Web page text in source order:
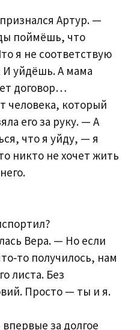
Артур. —
поймёшь, что
я не соответствую
И уйдёшь. А мама
договор…
человека, который
его за руку. — А
что я уйду, — я
никто не хочет жить
Вера. — Но если
получилось, нам
листа. Без
Просто — ты и я.
за долгое